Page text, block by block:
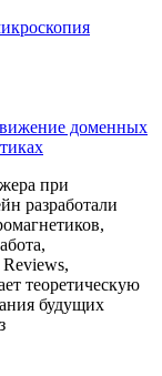
доменных
при
разработали
теоретическую
будущих